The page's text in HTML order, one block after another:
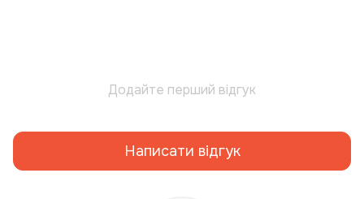
Додайте перший відгук
Написати відгук